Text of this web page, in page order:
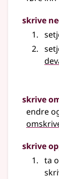
skrive
skrive
endre
skrive
ta